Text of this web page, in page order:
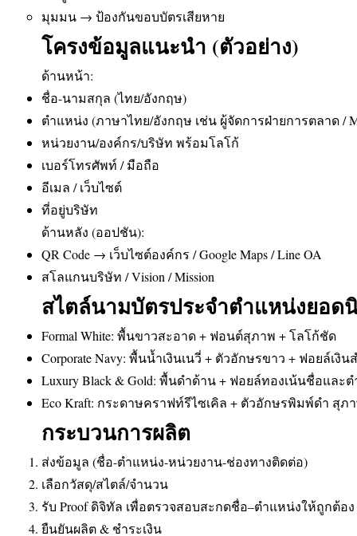
มุมมน → ป้องกันขอบบัตรเสียหาย
โครงข้อมูลแนะนำ (ตัวอย่าง)
ด้านหน้า:
ชื่อ-นามสกุล (ไทย/อังกฤษ)
ตำแหน่ง (ภาษาไทย/อังกฤษ เช่น ผู้จัดการฝ่ายการตลาด /
หน่วยงาน/องค์กร/บริษัท พร้อมโลโก้
เบอร์โทรศัพท์ / มือถือ
อีเมล / เว็บไซต์
ที่อยู่บริษัท
ด้านหลัง (ออปชัน):
QR Code → เว็บไซต์องค์กร / Google Maps / Line OA
สโลแกนบริษัท / Vision / Mission
สไตล์นามบัตรประจำตำแหน่งยอด
Formal White: พื้นขาวสะอาด + ฟอนต์สุภาพ + โลโก้ชัด
Corporate Navy: พื้นน้ำเงินเนวี่ + ตัวอักษรขาว + ฟอยล์เงิ
Luxury Black & Gold: พื้นดำด้าน + ฟอยล์ทองเน้นชื่อและ
Eco Kraft: กระดาษคราฟท์รีไซเคิล + ตัวอักษรพิมพ์ดำ สุภา
กระบวนการผลิต
ส่งข้อมูล (ชื่อ-ตำแหน่ง-หน่วยงาน-ช่องทางติดต่อ)
เลือกวัสดุ/สไตล์/จำนวน
รับ Proof ดิจิทัล เพื่อตรวจสอบสะกดชื่อ–ตำแหน่งให้ถูกต้อง
ยืนยันผลิต & ชำระเงิน